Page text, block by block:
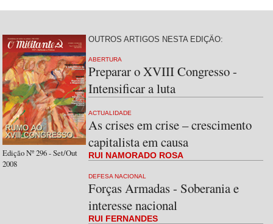
Edição Nº 296 - Set/Out
2008
OUTROS ARTIGOS NESTA EDIÇÃO:
ABERTURA
Preparar o XVIII Congresso -
Intensificar a luta
ACTUALIDADE
As crises em crise – crescimento
capitalista em causa
RUI NAMORADO ROSA
DEFESA NACIONAL
Forças Armadas - Soberania e
interesse nacional
RUI FERNANDES